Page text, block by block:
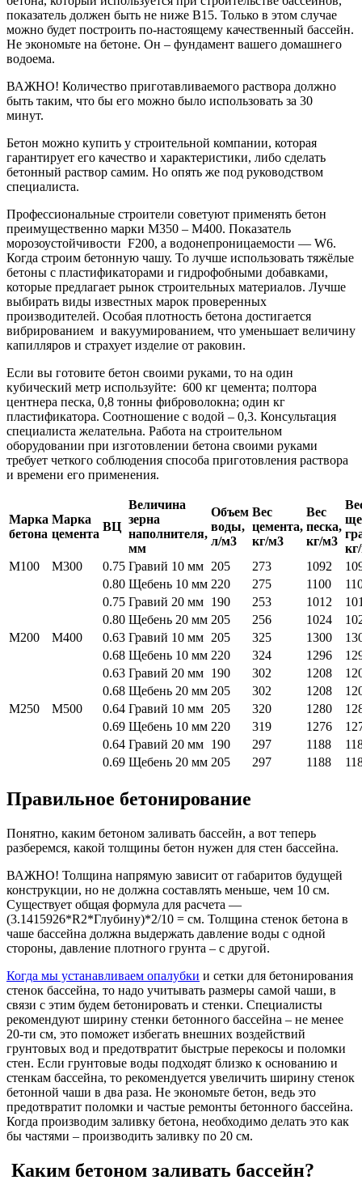
показатель должен быть не ниже В15. Только в этом случае
можно будет построить по-настоящему качественный бассейн.
Не экономьте на бетоне. Он – фундамент вашего домашнего
водоема.
ВАЖНО! Количество приготавливаемого раствора должно
быть таким, что бы его можно было использовать за 30
минут.
Бетон можно купить у строительной компании, которая
гарантирует его качество и характеристики, либо сделать
бетонный раствор самим. Но опять же под руководством
специалиста.
Профессиональные строители советуют применять бетон
преимущественно марки М350 – М400. Показатель
морозоустойчивости F200, а водонепроницаемости — W6.
Когда строим бетонную чашу. То лучше использовать тяжёлые
бетоны с пластификаторами и гидрофобными добавками,
которые предлагает рынок строительных материалов. Лучше
выбирать виды известных марок проверенных
производителей. Особая плотность бетона достигается
вибрированием и вакуумированием, что уменьшает величину
капилляров и страхует изделие от раковин.
Если вы готовите бетон своими руками, то на один
кубический метр используйте: 600 кг цемента; полтора
центнера песка, 0,8 тонны фиброволокна; один кг
пластификатора. Соотношение с водой – 0,3. Консультация
специалиста желательна. Работа на строительном
оборудовании при изготовлении бетона своими руками
требует четкого соблюдения способа приготовления раствора
и времени его применения.
Марка
бетона
Марка
цемента
ВЦ
Величина
зерна
наполнителя,
мм
Объем
воды,
л/м3
Вес
цемента,
кг/м3
Вес
песка,
кг/м3
М100
М300 0.75 Гравий 10 мм 205 273 1092
0.80 Щебень 10 мм 220 275 1100
0.75 Гравий 20 мм 190 253 1012
0.80 Щебень 20 мм 205 256 1024
М200
М400 0.63 Гравий 10 мм 205 325 1300
0.68 Щебень 10 мм 220 324 1296
0.63 Гравий 20 мм 190 302 1208
0.68 Щебень 20 мм 205 302 1208
М250
М500 0.64 Гравий 10 мм 205 320 1280
0.69 Щебень 10 мм 220 319 1276
0.64 Гравий 20 мм 190 297 1188
0.69 Щебень 20 мм 205 297 1188
Правильное бетонирование
Понятно, каким бетоном заливать бассейн, а вот теперь
разберемся, какой толщины бетон нужен для стен бассейна.
ВАЖНО! Толщина напрямую зависит от габаритов будущей
конструкции, но не должна составлять меньше, чем 10 см.
Существует общая формула для расчета —
(3.1415926*R2*Глубину)*2/10 = см. Толщина стенок бетона в
чаше бассейна должна выдержать давление воды с одной
стороны, давление плотного грунта – с другой.
Когда мы устанавливаем опалубки и сетки для бетонирования
стенок бассейна, то надо учитывать размеры самой чаши, в
связи с этим будем бетонировать и стенки. Специалисты
рекомендуют ширину стенки бетонного бассейна – не менее
20-ти см, это поможет избегать внешних воздействий
грунтовых вод и предотвратит быстрые перекосы и поломки
стен. Если грунтовые воды подходят близко к основанию и
стенкам бассейна, то рекомендуется увеличить ширину стенок
бетонной чаши в два раза. Не экономьте бетон, ведь это
предотвратит поломки и частые ремонты бетонного бассейна.
Когда производим заливку бетона, необходимо делать это как
бы частями – производить заливку по 20 см.
Каким бетоном заливать бассейн?